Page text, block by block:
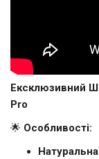
Ексклюзивний
Pro
🌟 Особливості: